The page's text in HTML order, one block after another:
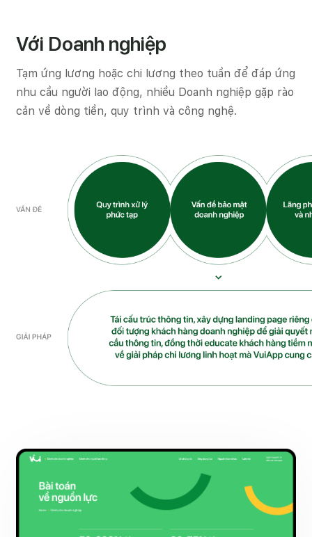
Với Doanh nghiệp
Tạm ứng lương hoặc chi lương theo tuần để đáp ứng
nhu cầu người lao động, nhiều Doanh nghiệp gặp rào
cản về dòng tiền, quy trình và công nghệ.